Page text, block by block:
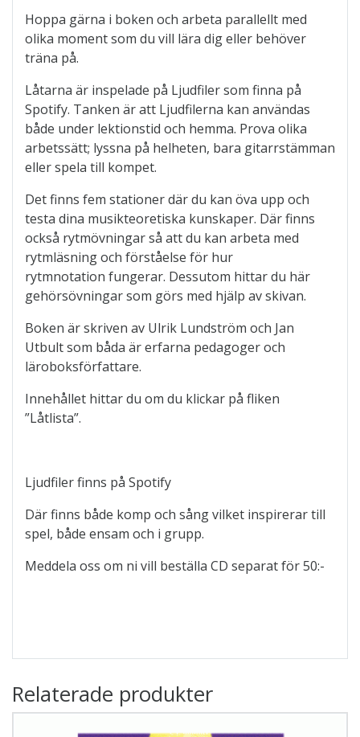
Hoppa gärna i boken och arbeta parallellt med
olika moment som du vill lära dig eller behöver
träna på.
Låtarna är inspelade på Ljudfiler som finna på
Spotify. Tanken är att Ljudfilerna kan användas
både under lektionstid och hemma. Prova olika
arbetssätt; lyssna på helheten, bara gitarrstämman
eller spela till kompet.
Det finns fem stationer där du kan öva upp och
testa dina musikteoretiska kunskaper. Där finns
också rytmövningar så att du kan arbeta med
rytmläsning och förståelse för hur
rytmnotation fungerar. Dessutom hittar du här
gehörsövningar som görs med hjälp av skivan.
Boken är skriven av Ulrik Lundström och Jan
Utbult som båda är erfarna pedagoger och
läroboksförfattare.
Innehållet hittar du om du klickar på fliken
”Låtlista”.
Ljudfiler finns på Spotify
Där finns både komp och sång vilket inspirerar till
spel, både ensam och i grupp.
Meddela oss om ni vill beställa CD separat för 50:-
Relaterade produkter